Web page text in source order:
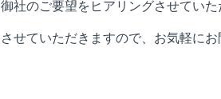
御社のご要望をヒアリングさせてい
させていただきますので、お気軽に